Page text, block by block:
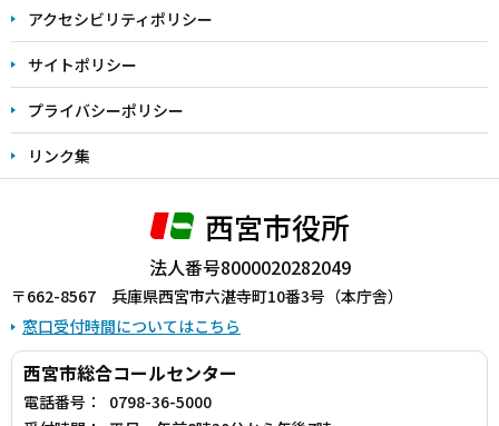
アクセシビリティポリシー
サイトポリシー
プライバシーポリシー
リンク集
西宮市役所
法人番号8000020282049
〒662-8567 兵庫県西宮市六湛寺町10番3号（本庁舎）
窓口受付時間についてはこちら
西宮市総合コールセンター
電話番号：
0798-36-5000